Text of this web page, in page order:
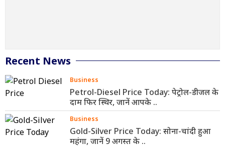
Recent News
Business
Petrol-Diesel Price Today: पेट्रोल-डीजल के
दाम फिर स्थिर, जानें आपके ..
Business
Gold-Silver Price Today: सोना-चांदी हुआ
महंगा, जानें 9 अगस्त के ..